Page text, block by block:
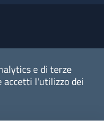
e di terze
accetti l'utilizzo dei